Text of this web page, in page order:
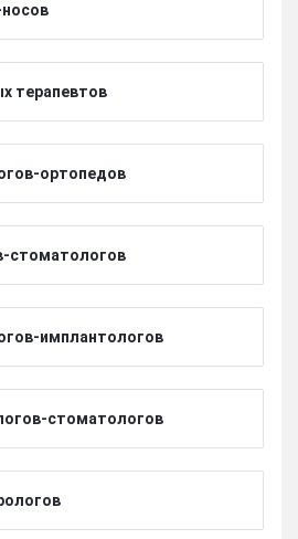
терапевтов
ортопедов
стоматологов
имплантологов
стоматологов